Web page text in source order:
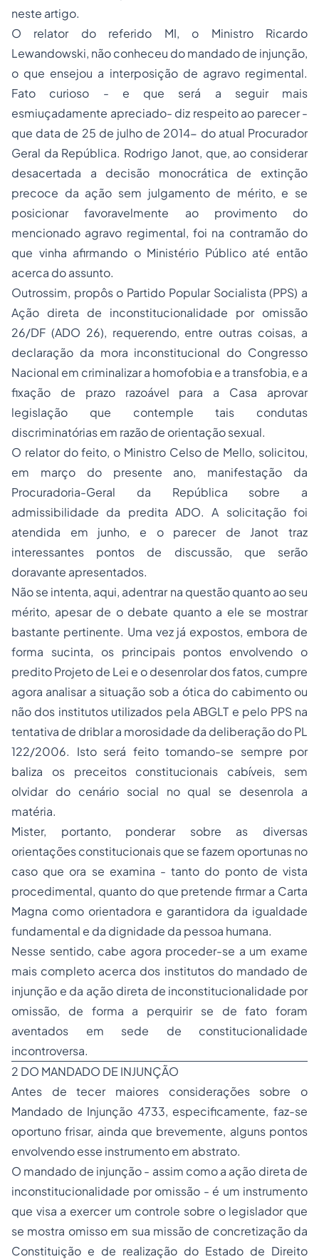
neste artigo.
O relator do referido MI, o Ministro Ricardo
Lewandowski, não conheceu do mandado de injunção,
o que ensejou a interposição de agravo regimental.
Fato curioso - e que será a seguir mais
esmiuçadamente apreciado- diz respeito ao parecer -
que data de 25 de julho de 2014- do atual Procurador
Geral da República. Rodrigo Janot, que, ao considerar
desacertada a decisão monocrática de extinção
precoce da ação sem julgamento de mérito, e se
posicionar favoravelmente ao provimento do
mencionado agravo regimental, foi na contramão do
que vinha afirmando o Ministério Público até então
acerca do assunto.
Outrossim, propôs o Partido Popular Socialista (PPS) a
Ação direta de inconstitucionalidade por omissão
26/DF (ADO 26), requerendo, entre outras coisas, a
declaração da mora inconstitucional do Congresso
Nacional em criminalizar a homofobia e a transfobia, e a
fixação de prazo razoável para a Casa aprovar
legislação que contemple tais condutas
discriminatórias em razão de orientação sexual.
O relator do feito, o Ministro Celso de Mello, solicitou,
em março do presente ano, manifestação da
Procuradoria-Geral da República sobre a
admissibilidade da predita ADO. A solicitação foi
atendida em junho, e o parecer de Janot traz
interessantes pontos de discussão, que serão
doravante apresentados.
Não se intenta, aqui, adentrar na questão quanto ao seu
mérito, apesar de o debate quanto a ele se mostrar
bastante pertinente. Uma vez já expostos, embora de
forma sucinta, os principais pontos envolvendo o
predito Projeto de Lei e o desenrolar dos fatos, cumpre
agora analisar a situação sob a ótica do cabimento ou
não dos institutos utilizados pela ABGLT e pelo PPS na
tentativa de driblar a morosidade da deliberação do PL
122/2006. Isto será feito tomando-se sempre por
baliza os preceitos constitucionais cabíveis, sem
olvidar do cenário social no qual se desenrola a
matéria.
Mister, portanto, ponderar sobre as diversas
orientações constitucionais que se fazem oportunas no
caso que ora se examina - tanto do ponto de vista
procedimental, quanto do que pretende firmar a Carta
Magna como orientadora e garantidora da igualdade
fundamental e da dignidade da pessoa humana.
Nesse sentido, cabe agora proceder-se a um exame
mais completo acerca dos institutos do mandado de
injunção e da ação direta de inconstitucionalidade por
omissão, de forma a perquirir se de fato foram
aventados em sede de constitucionalidade
incontroversa.
2 DO MANDADO DE INJUNÇÃO
Antes de tecer maiores considerações sobre o
Mandado de Injunção 4733, especificamente, faz-se
oportuno frisar, ainda que brevemente, alguns pontos
envolvendo esse instrumento em abstrato.
O mandado de injunção - assim como a ação direta de
inconstitucionalidade por omissão - é um instrumento
que visa a exercer um controle sobre o legislador que
se mostra omisso em sua missão de concretização da
Constituição e de realização do Estado de Direito